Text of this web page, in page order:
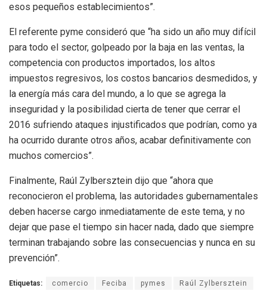
esos pequeños establecimientos”.
El referente pyme consideró que “ha sido un año muy difícil
para todo el sector, golpeado por la baja en las ventas, la
competencia con productos importados, los altos
impuestos regresivos, los costos bancarios desmedidos, y
la energía más cara del mundo, a lo que se agrega la
inseguridad y la posibilidad cierta de tener que cerrar el
2016 sufriendo ataques injustificados que podrían, como ya
ha ocurrido durante otros años, acabar definitivamente con
muchos comercios”.
Finalmente, Raúl Zylbersztein dijo que “ahora que
reconocieron el problema, las autoridades gubernamentales
deben hacerse cargo inmediatamente de este tema, y no
dejar que pase el tiempo sin hacer nada, dado que siempre
terminan trabajando sobre las consecuencias y nunca en su
prevención”.
Etiquetas: comercio Feciba pymes Raúl Zylbersztein